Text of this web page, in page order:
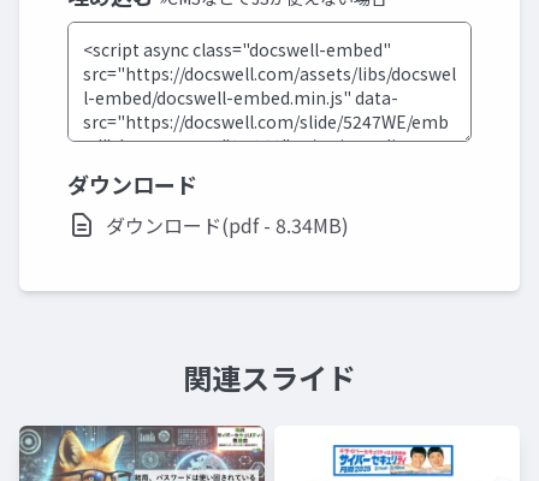
ダウンロード
ダウンロード(pdf - 8.34MB)
関連スライド